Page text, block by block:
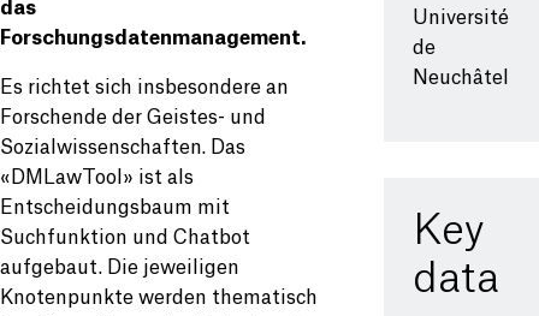
das
Forschungsdatenmanagement.
Es richtet sich insbesondere an
Forschende der Geistes- und
Sozialwissenschaften. Das
«DMLawTool» ist als
Entscheidungsbaum mit
Suchfunktion und Chatbot
aufgebaut. Die jeweiligen
Knotenpunkte werden thematisch
Université
de
Neuchâtel
Key
data